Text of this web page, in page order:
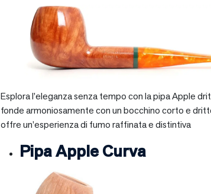
Esplora l’eleganza senza tempo con la pipa Apple
fonde armoniosamente con un bocchino corto e
offre un’esperienza di fumo raffinata e distintiva
Pipa Apple Curva